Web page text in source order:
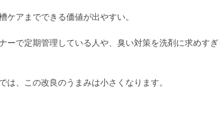
アまでできる価値が出やすい。
ーで定期管理している人や、臭い対策を洗剤に求めすぎ
は、この改良のうまみは小さくなります。